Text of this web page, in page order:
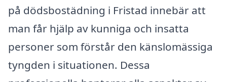
på dödsbostädning i Fristad innebär att
man får hjälp av kunniga och insatta
personer som förstår den känslomässiga
tyngden i situationen. Dessa